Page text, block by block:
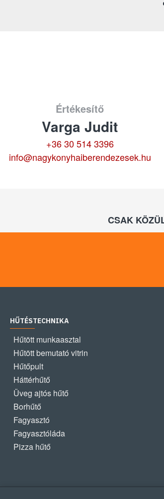
Értékesítő
Varga Judit
+36 30 514 3396
info@nagykonyhaiberendezesek.hu
CSAK
HŰTÉSTECHNIKA
Hűtött munkaasztal
Hűtött bemutató vitrin
Hűtőpult
Háttérhűtő
Üveg ajtós hűtő
Borhűtő
Fagyasztó
Fagyasztóláda
Pizza hűtő